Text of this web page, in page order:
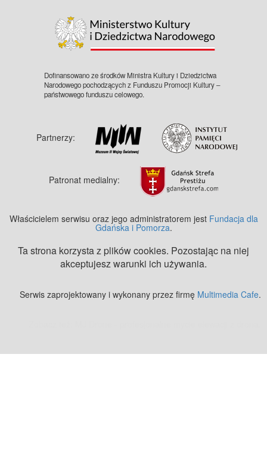
Dofinansowano ze środków Ministra Kultury i Dziedzictwa
Narodowego pochodzących z Funduszu Promocji Kultury –
państwowego funduszu celowego.
Partnerzy:
Patronat medialny:
Właścicielem serwisu oraz jego administratorem jest Fundacja dla
Gdańska i Pomorza.
Ta strona korzysta z plików cookies. Pozostając na niej
akceptujesz warunki ich używania.
Serwis zaprojektowany i wykonany przez firmę Multimedia Cafe.